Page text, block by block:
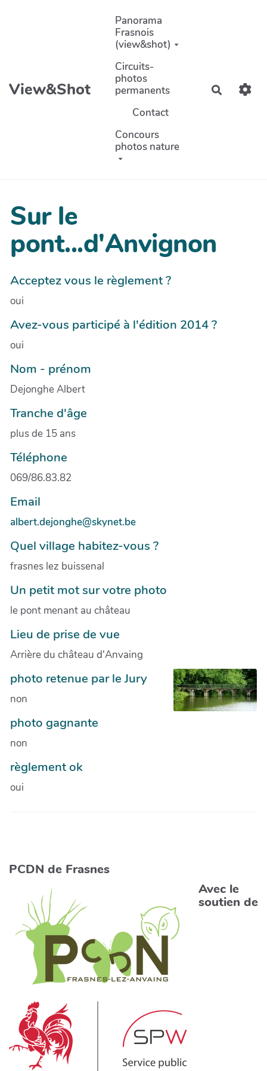
Aller au contenu principal
View&Shot
Panorama
Frasnois
(view&shot)
Circuits-
photos
permanents
Contact
Concours
photos nature
Sur le
pont...d'Anvignon
Acceptez vous le règlement ?
oui
Avez-vous participé à l'édition 2014 ?
oui
Nom - prénom
Dejonghe Albert
Tranche d'âge
plus de 15 ans
Téléphone
069/86.83.82
Email
albert.dejonghe@skynet.be
Quel village habitez-vous ?
frasnes lez buissenal
Un petit mot sur votre photo
le pont menant au château
Lieu de prise de vue
Arrière du château d'Anvaing
photo retenue par le Jury
non
photo gagnante
non
règlement ok
oui
PCDN de Frasnes
Avec le
soutien de